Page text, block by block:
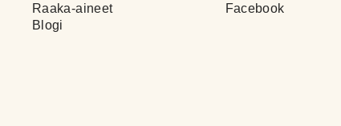
Heikki Hirviniemi
Raaka-aineet
Blogi
Facebook